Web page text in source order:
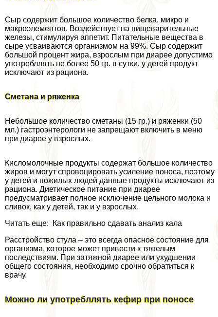
Сыр содержит большое количество белка, микро и
макроэлементов. Воздействует на пищеварительные
железы, стимулируя аппетит. Питательные вещества в
сыре усваиваются организмом на 99%. Сыр содержит
большой процент жира, взрослым при диарее допустимо
употрeбллять не более 50 гр. в сутки, у детей продукт
исключают из рациона.
Сметана и ряженка
Небольшое количество сметаны (15 гр.) и ряженки (50
мл.) гастроэнтерологи не запрещают включить в меню
при диарее у взрослых.
Кисломолочные продукты содержат большое количество
жиров и могут спровоцировать усиление поноса, поэтому
у детей и пожилых людей данные продукты исключают из
рациона. Диетическое питание при диарее
предусматривает полное исключение цельного молока и
сливок, как у детей, так и у взрослых.
Читать еще: Как правильно сдавать анализ кала
Расстройство стула – это всегда опасное состояние для
организма, которое может привести к тяжелым
последствиям. При затяжной диарее или ухудшении
общего состояния, необходимо срочно обратиться к
врачу.
Можно ли употрeбллять кефир при поносе